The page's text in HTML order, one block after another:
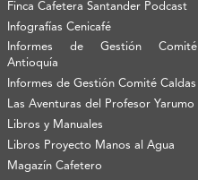
Finca Cafetera Santander Podcast
Infografías Cenicafé
Informes de Gestión Comité
Antioquía
Informes de Gestión Comité Caldas
Las Aventuras del Profesor Yarumo
Libros y Manuales
Libros Proyecto Manos al Agua
Magazín Cafetero